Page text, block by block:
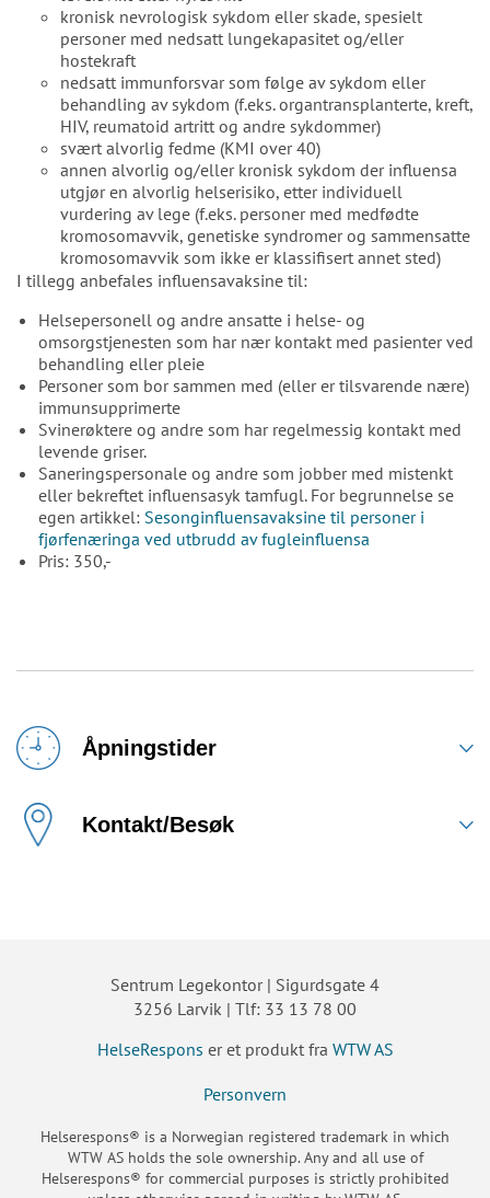
Åpningstider
Kontakt/Besøk
kronisk nevrologisk sykdom eller skade, spesielt
personer med nedsatt lungekapasitet og/eller
hostekraft
nedsatt immunforsvar som følge av sykdom eller
behandling av sykdom (f.eks. organtransplanterte, kreft,
HIV, reumatoid artritt og andre sykdommer)
svært alvorlig fedme (KMI over 40)
annen alvorlig og/eller kronisk sykdom der influensa
utgjør en alvorlig helserisiko, etter individuell
vurdering av lege (f.eks. personer med medfødte
kromosomavvik, genetiske syndromer og sammensatte
kromosomavvik som ikke er klassifisert annet sted)
I tillegg anbefales influensavaksine til:
Helsepersonell og andre ansatte i helse- og
omsorgstjenesten som har nær kontakt med pasienter ved
behandling eller pleie
Personer som bor sammen med (eller er tilsvarende nære)
immunsupprimerte
Svinerøktere og andre som har regelmessig kontakt med
levende griser.
Saneringspersonale og andre som jobber med mistenkt
eller bekreftet influensasyk tamfugl. For begrunnelse se
egen artikkel: Sesonginfluensavaksine til personer i
fjørfenæringa ved utbrudd av fugleinfluensa
Pris: 350,-
Sentrum Legekontor | Sigurdsgate 4
3256 Larvik | Tlf: 33 13 78 00
HelseRespons er et produkt fra WTW AS
Personvern
Helserespons® is a Norwegian registered trademark in which
WTW AS holds the sole ownership. Any and all use of
Helserespons® for commercial purposes is strictly prohibited